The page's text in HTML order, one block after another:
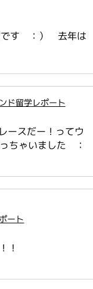
です ：） 去年は
ド留学レポート
ースだー！ってウ
ちゃいました ：
ート
！